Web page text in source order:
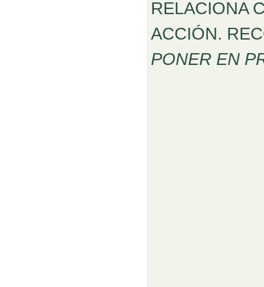
RELACIONA
ACCIÓN.
PONER EN